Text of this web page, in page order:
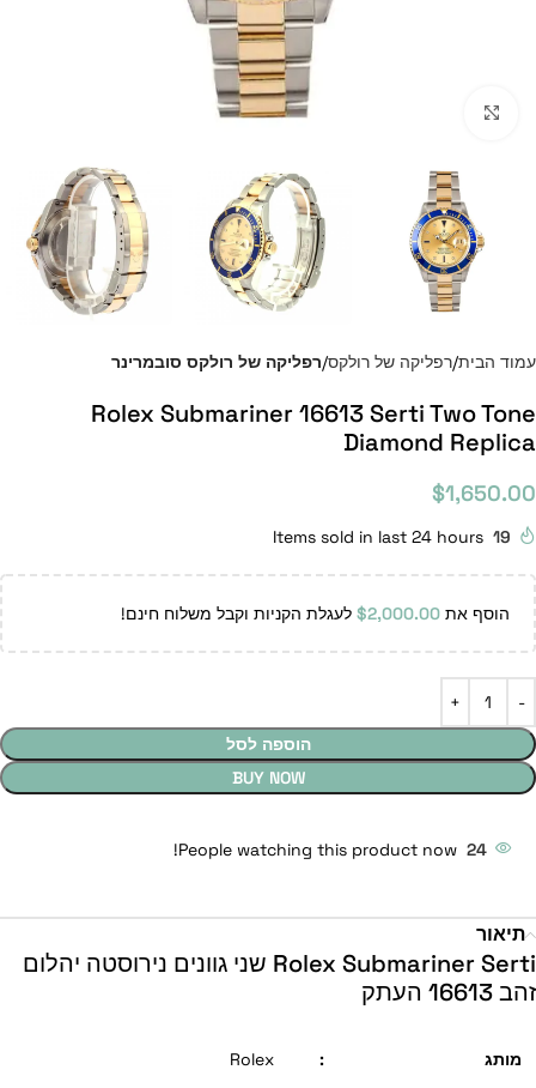
עמוד הבית רפליקה של רולקס רפליקה של רולקס סובמרינר
Rolex Submariner 16613 Serti Two Tone
Diamond Replica
$1,650.00
19
Items sold in last 24 hours
הוסף את $2,000.00 לעגלת הקניות וקבל משלוח חינם!
הוספה לסל
BUY NOW
24
People watching this product now!
תיאור
Rolex Submariner Serti שני גוונים נירוסטה יהלום
זהב 16613 העתק
מותג :
Rolex